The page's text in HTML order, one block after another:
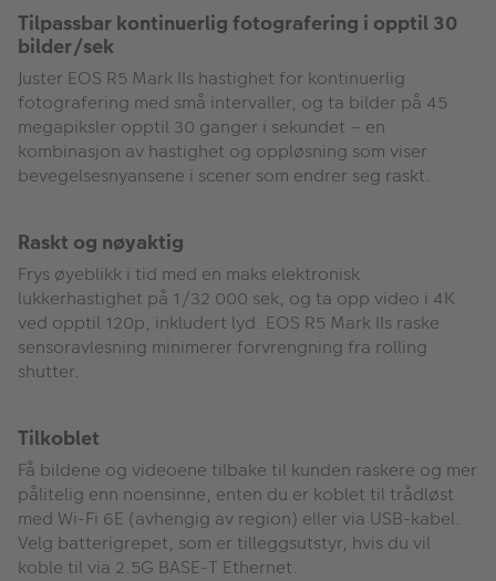
Tilpassbar kontinuerlig fotografering i opptil 30
bilder/sek
Juster EOS R5 Mark IIs hastighet for kontinuerlig
fotografering med små intervaller, og ta bilder på 45
megapiksler opptil 30 ganger i sekundet – en
kombinasjon av hastighet og oppløsning som viser
bevegelsesnyansene i scener som endrer seg raskt.
Raskt og nøyaktig
Frys øyeblikk i tid med en maks elektronisk
lukkerhastighet på 1/32 000 sek, og ta opp video i 4K
ved opptil 120p, inkludert lyd. EOS R5 Mark IIs raske
sensoravlesning minimerer forvrengning fra rolling
shutter.
Tilkoblet
Få bildene og videoene tilbake til kunden raskere og mer
pålitelig enn noensinne, enten du er koblet til trådløst
med Wi-Fi 6E (avhengig av region) eller via USB-kabel.
Velg batterigrepet, som er tilleggsutstyr, hvis du vil
koble til via 2.5G BASE-T Ethernet.